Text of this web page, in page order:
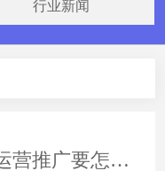
行业新闻
武汉网站运营推广要怎么做？